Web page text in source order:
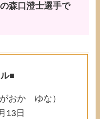
森口澄士選手で
■
おか ゆな）
13日